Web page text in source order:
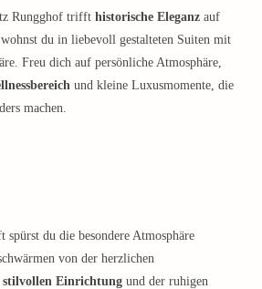
Rungghof trifft historische Eleganz auf
du in liebevoll gestalteten Suiten mit
Freu dich auf persönliche Atmosphäre,
und kleine Luxusmomente, die
machen.
spürst du die besondere Atmosphäre
von der herzlichen
stilvollen Einrichtung und der ruhigen